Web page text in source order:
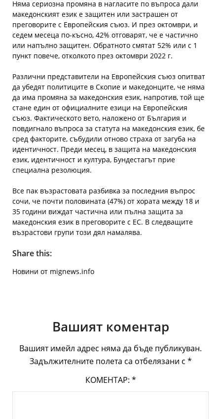
Няма сериозна промяна в нагласите по въпроса дали
македонският език е защитен или застрашен от
преговорите с Европейския съюз. И през октомври, и
седем месеца по-късно, 42% отговарят, че е частично
или напълно защитен. Обратното смятат 52% или с 1
пункт повече, отколкото през октомври 2022 г.
Различни представители на Европейския съюз опитват
да убедят политиците в Скопие и македонците, че няма
да има промяна за македонския език, напротив, той ще
стане един от официалните езици на Европейския
съюз. Фактическото вето, наложено от България и
повдигнало въпроса за статута на македонския език, бе
сред факторите, събудили отново страха от загуба на
идентичност. Преди месец, в защита на македонския
език, идентичност и култура, Бундестагът прие
специална резолюция.
Все пак възрастовата разбивка за последния въпрос
сочи, че почти половината (47%) от хората между 18 и
35 години виждат частична или пълна защита за
македонския език в преговорите с ЕС. В следващите
възрастови групи този дял намалява.
Share this:
Новини от mignews.info
Вашият коментар
Вашият имейл адрес няма да бъде публикуван.
Задължителните полета са отбелязани с *
КОМЕНТАР: *